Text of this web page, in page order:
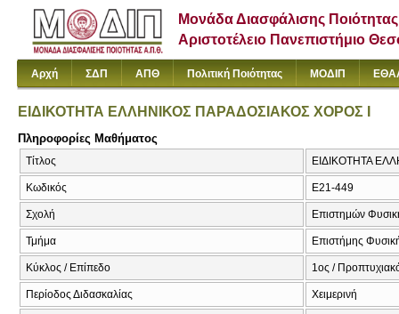
Μονάδα Διασφάλισης Ποιότητας
Αριστοτέλειο Πανεπιστήμιο
Αρχή ΣΔΠ ΑΠΘ Πολιτική Ποιότητας ΜΟΔΙΠ
ΕΙΔΙΚΟΤΗΤΑ ΕΛΛΗΝΙΚΟΣ ΠΑΡΑΔΟΣΙΑΚΟΣ ΧΟΡΟΣ Ι
Πληροφορίες Μαθήματος
Τίτλος ΕΙΔΙΚΟΤΗΤΑ
Κωδικός E21-449
Σχολή Επιστημών
Τμήμα Επιστήμης
Κύκλος / Επίπεδο 1ος /
Περίοδος Διδασκαλίας Χειμερινή